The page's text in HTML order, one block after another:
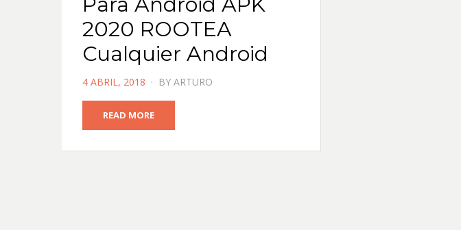
2020 ROOTEA
Cualquier Android
POSTED
ON
4 ABRIL, 2018 BY ARTURO
READ MORE